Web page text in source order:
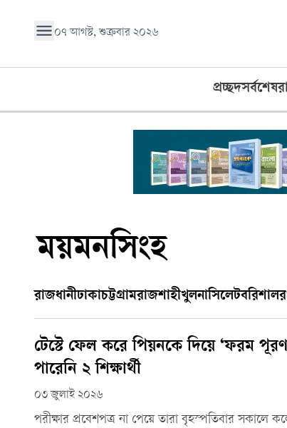
০৭ আগস্ট, শুক্রবার ২০২৬
প্রচ্ছদসর্বশেষ
ময়মনসিংহ
রাজধানীঢাকাচট্টগ্রামরাজশাহীখুলনাসিলেটবরিশাল
টেস্টে ফেল করে পিয়নকে দিয়ে ‘ফরম
পারেনি ২ শিক্ষার্থী
০৩ জুলাই ২০২৬
পরীক্ষার প্রবেশপত্র না পেয়ে তারা বৃহস্পতিবার সকালে